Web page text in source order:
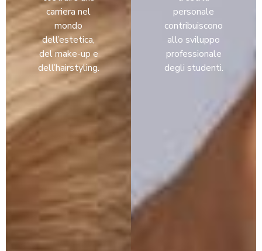
carriera nel
mondo
dell’estetica,
del make-up e
dell’hairstyling.
personale
contribuiscono
allo sviluppo
professionale
degli studenti.